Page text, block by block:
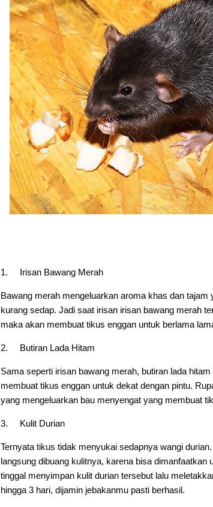
1. Irisan Bawang Merah
Bawang merah mengeluarkan aroma khas dan
kurang sedap. Jadi saat irisan irisan bawang merah
maka akan membuat tikus enggan untuk berlama
2. Butiran Lada Hitam
Sama seperti irisan bawang merah, butiran lada
membuat tikus enggan untuk dekat dengan pintu.
yang mengeluarkan bau menyengat yang membuat
3. Kulit Durian
Ternyata tikus tidak menyukai sedapnya wangi
langsung dibuang kulitnya, karena bisa
tinggal menyimpan kulit durian tersebut lalu
hingga 3 hari, dijamin jebakanmu pasti berhasil.